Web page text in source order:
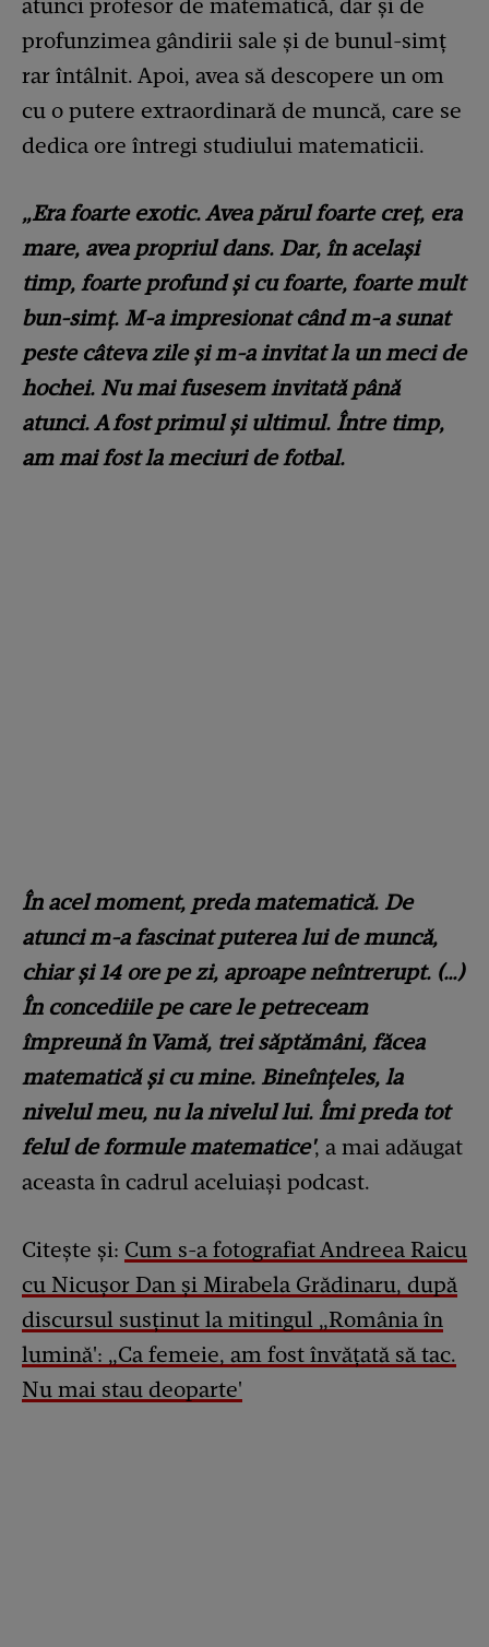
profunzimea gândirii sale și de bunul-simț
rar întâlnit. Apoi, avea să descopere un om
cu o putere extraordinară de muncă, care se
dedica ore întregi studiului matematicii.
„Era foarte exotic. Avea părul foarte creț, era
mare, avea propriul dans. Dar, în același
timp, foarte profund și cu foarte, foarte mult
bun-simț. M-a impresionat când m-a sunat
peste câteva zile și m-a invitat la un meci de
hochei. Nu mai fusesem invitată până
atunci. A fost primul și ultimul. Între timp,
am mai fost la meciuri de fotbal.
În acel moment, preda matematică. De
atunci m-a fascinat puterea lui de muncă,
chiar și 14 ore pe zi, aproape neîntrerupt. (…)
În concediile pe care le petreceam
împreună în Vamă, trei săptămâni, făcea
matematică și cu mine. Bineînțeles, la
nivelul meu, nu la nivelul lui. Îmi preda tot
felul de formule matematice', a mai adăugat
aceasta în cadrul aceluiași podcast.
Citește și: Cum s-a fotografiat Andreea Raicu
cu Nicușor Dan și Mirabela Grădinaru, după
discursul susținut la mitingul „România în
lumină': „Ca femeie, am fost învățată să tac.
Nu mai stau deoparte'